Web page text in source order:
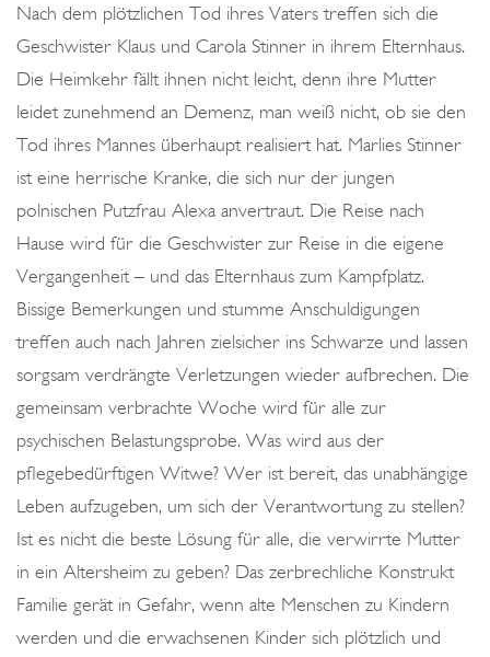
K
E
U
N
Nach dem plötzlichen Tod ihres Vaters treffen sich die
Geschwister Klaus und Carola Stinner in ihrem Elternhaus.
Die Heimkehr fällt ihnen nicht leicht, denn ihre Mutter
leidet zunehmend an Demenz, man weiß nicht, ob sie den
Tod ihres Mannes überhaupt realisiert hat. Marlies Stinner
ist eine herrische Kranke, die sich nur der jungen
polnischen Putzfrau Alexa anvertraut. Die Reise nach
Hause wird für die Geschwister zur Reise in die eigene
Vergangenheit – und das Elternhaus zum Kampfplatz.
Bissige Bemerkungen und stumme Anschuldigungen
treffen auch nach Jahren zielsicher ins Schwarze und lassen
sorgsam verdrängte Verletzungen wieder aufbrechen. Die
gemeinsam verbrachte Woche wird für alle zur
psychischen Belastungsprobe. Was wird aus der
pflegebedürftigen Witwe? Wer ist bereit, das unabhängige
Leben aufzugeben, um sich der Verantwortung zu stellen?
Ist es nicht die beste Lösung für alle, die verwirrte Mutter
in ein Altersheim zu geben? Das zerbrechliche Konstrukt
Familie gerät in Gefahr, wenn alte Menschen zu Kindern
werden und die erwachsenen Kinder sich plötzlich und